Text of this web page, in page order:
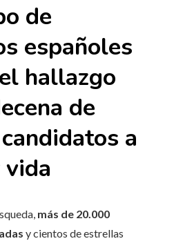
de
españoles
hallazgo
de
a
más de 20.000
y cientos de estrellas